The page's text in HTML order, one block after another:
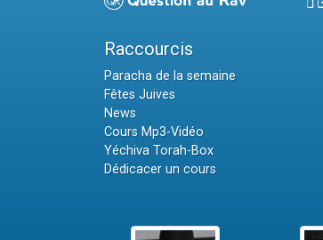
Raccourcis
Paracha de la semaine
Fêtes Juives
News
Cours Mp3-Vidéo
Yéchiva Torah-Box
Dédicacer un cours